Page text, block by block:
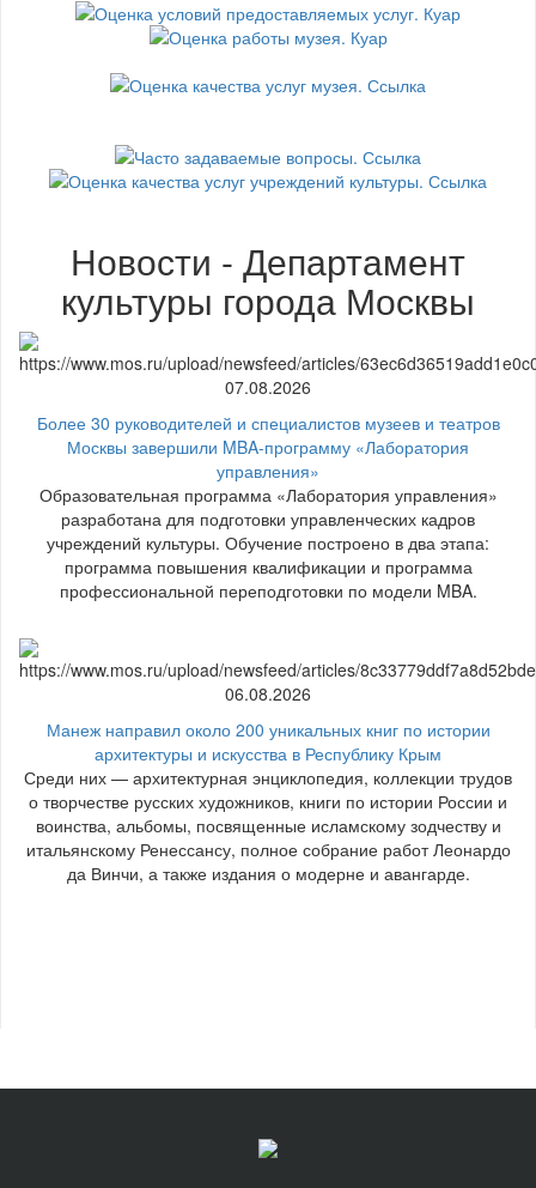
Новости - Департамент
культуры города Москвы
07.08.2026
Более 30 руководителей и специалистов музеев и театров
Москвы завершили MBA-программу «Лаборатория
управления»
Образовательная программа «Лаборатория управления»
разработана для подготовки управленческих кадров
учреждений культуры. Обучение построено в два этапа:
программа повышения квалификации и программа
профессиональной переподготовки по модели MBA.
06.08.2026
Манеж направил около 200 уникальных книг по истории
архитектуры и искусства в Республику Крым
Среди них — архитектурная энциклопедия, коллекции трудов
о творчестве русских художников, книги по истории России и
воинства, альбомы, посвященные исламскому зодчеству и
итальянскому Ренессансу, полное собрание работ Леонардо
да Винчи, а также издания о модерне и авангарде.